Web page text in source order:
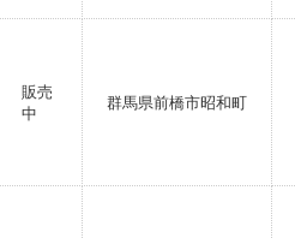
販売
中
群馬県前橋市昭和町